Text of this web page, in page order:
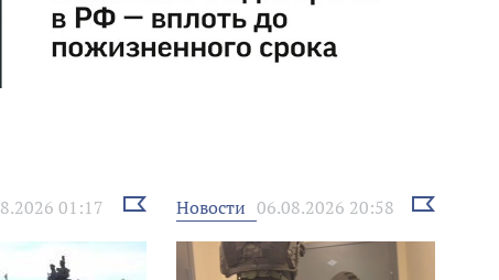
01:17
Выбрать
новость
Новости 06.08.2026 20:58
Выбрать